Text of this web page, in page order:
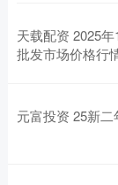
天载配资 2025
批发市场价格行
元富投资 25新